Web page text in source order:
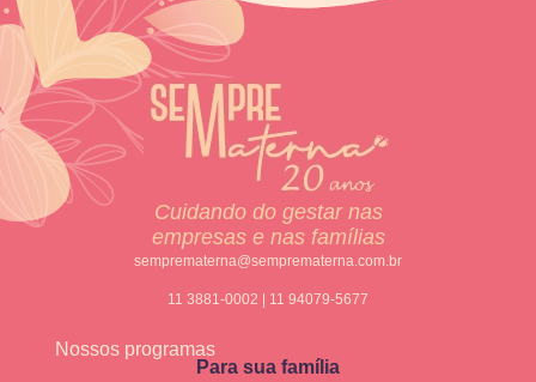
Cuidando do gestar nas
empresas e nas famílias
semprematerna@semprematerna.com.br
11 3881-0002 | 11 94079-5677
Nossos programas
Para sua família